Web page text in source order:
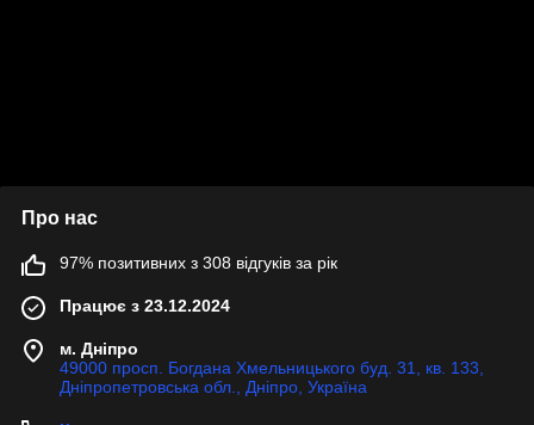
Про нас
97% позитивних з 308 відгуків за рік
Працює з 23.12.2024
м. Дніпро
49000 просп. Богдана Хмельницького буд. 31, кв. 133,
Дніпропетровська обл., Дніпро, Україна